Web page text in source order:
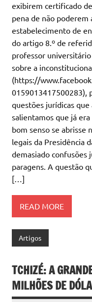
exibirem certificado
pena de não poderem
estabelecimento de
do artigo 8.º de
professor
sobre a
(https://
0159013417500283),
questões jurídicas
salientamos que já
bom senso se abrisse
legais da Presidência
demasiado confusões
paragens. A questão
[…]
READ MORE
Artigos
TCHIZÉ: A
MILHÕES DE